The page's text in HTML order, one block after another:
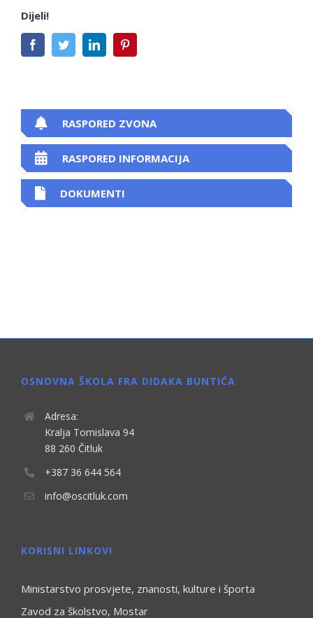
Dijeli!
FacebookTwitterLinkedIn
RASPORED ZVONA
RASPORED INFORMACIJA
DOKUMENTI
OSNOVNA ŠKOLA FRA DIDAKA BUNTIĆA
Adresa:
Kralja Tomislava 94
88 260 Čitluk
+387 36 644 564
info@oscitluk.com
KORISNI LINKOVI
Ministarstvo prosvjete, znanosti, kulture i športa
Zavod za školstvo, Mostar